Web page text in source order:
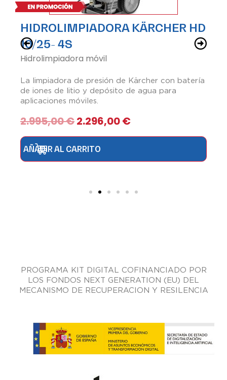
HIDROLIMPIADORA KÄRCHER HD
10/25- 4S
Hidrolimpiadora móvil
La limpiadora de presión de Kärcher con batería
de iones de litio y depósito de agua para
aplicaciones móviles.
2.995,00€2.296,00€
AÑADIR AL CARRITO
PROGRAMA KIT DIGITAL COFINANCIADO POR
LOS FONDOS NEXT GENERATION (EU) DEL
MECANISMO DE RECUPERACION Y RESILENCIA